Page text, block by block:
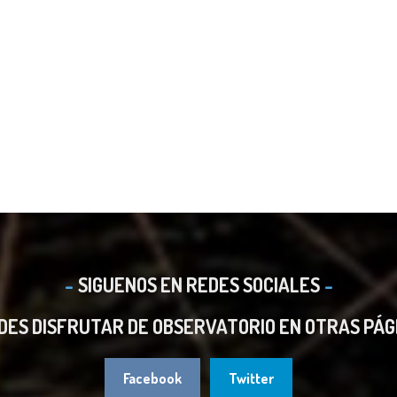
SIGUENOS EN REDES SOCIALES
DISFRUTAR DE OBSERVATORIO EN OTRAS
Facebook Twitter